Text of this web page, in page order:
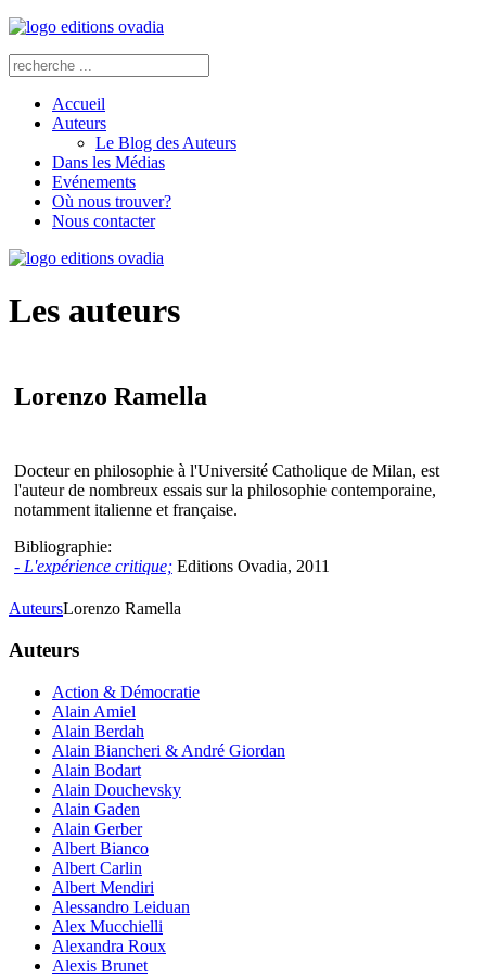
Accueil
Auteurs
Le Blog des Auteurs
Dans les Médias
Evénements
Où nous trouver?
Nous contacter
Les auteurs
Lorenzo Ramella
Docteur en philosophie à l'Université Catholique de Milan, est
l'auteur de nombreux essais sur la philosophie contemporaine,
notamment italienne et française.
Bibliographie:
- L'expérience critique; Editions Ovadia, 2011
AuteursLorenzo Ramella
Auteurs
Action & Démocratie
Alain Amiel
Alain Berdah
Alain Biancheri & André Giordan
Alain Bodart
Alain Douchevsky
Alain Gaden
Alain Gerber
Albert Bianco
Albert Carlin
Albert Mendiri
Alessandro Leiduan
Alex Mucchielli
Alexandra Roux
Alexis Brunet